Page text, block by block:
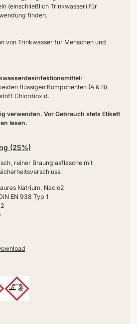
(einschließlich Trinkwasser) für
finden.
von Trinkwasser für Menschen und
flüssigen Komponenten (A & B)
Chlordioxid.
verwenden. Vor Gebrauch stets Etikett
lesen.
(25%)
reiner Braunglasflasche mit
Natrium, Naclo2
EN 938 Typ 1